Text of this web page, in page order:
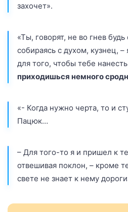
захочет».
«Ты, говорят, не во гнев будь
собираясь с духом, кузнец,
для того, чтобы тебе
приходишься немного
«- Когда нужно черта, то и
Пацюк…
– Для того-то я и пришел к
отвешивая поклон, – кроме
свете не знает к нему